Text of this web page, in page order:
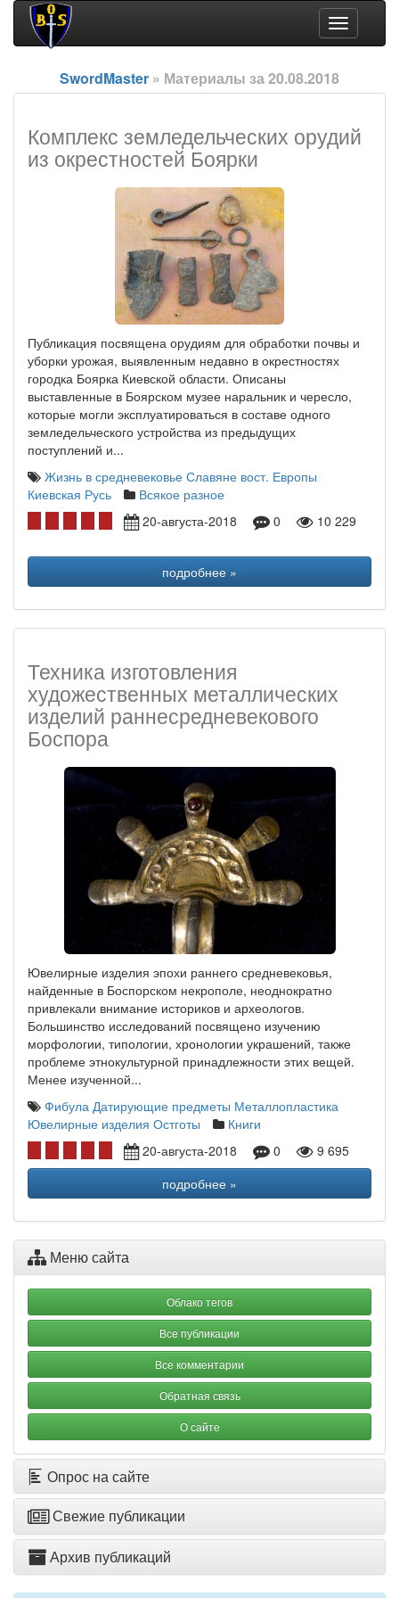
Toggle
navigation
SwordMaster » Материалы за 20.08.2018
Комплекс земледельческих орудий
из окрестностей Боярки
Публикация посвящена орудиям для обработки почвы и
уборки урожая, выявленным недавно в окрестностях
городка Боярка Киевской области. Описаны
выставленные в Боярском музее наральник и чересло,
которые могли эксплуатироваться в составе одного
земледельческого устройства из предыдущих
поступлений и...
Жизнь в средневековье Славяне вост. Европы
Киевская Русь
Всякое разное
20-августа-2018
0 10 229
подробнее »
Техника изготовления
художественных металлических
изделий раннесредневекового
Боспора
Ювелирные изделия эпохи раннего средневековья,
найденные в Боспорском некрополе, неоднократно
привлекали внимание историков и археологов.
Большинство исследований посвящено изучению
морфологии, типологии, хронологии украшений, также
проблеме этнокультурной принадлежности этих вещей.
Менее изученной...
Фибула Датирующие предметы Металлопластика
Ювелирные изделия Остготы
Книги
20-августа-2018
0
9 695
подробнее »
Меню сайта
Облако тегов
Все публикации
Все комментарии
Обратная связь
О сайте
Опрос на сайте
Свежие публикации
Архив публикаций